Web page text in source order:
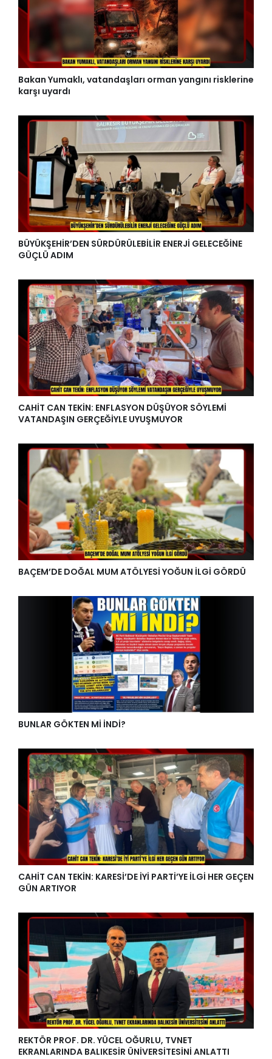
Bakan Yumaklı, vatandaşları orman yangını risklerine
karşı uyardı
BÜYÜKŞEHİR’DEN SÜRDÜRÜLEBİLİR ENERJİ GELECEĞİNE
GÜÇLÜ ADIM
CAHİT CAN TEKİN: ENFLASYON DÜŞÜYOR SÖYLEMİ
VATANDAŞIN GERÇEĞİYLE UYUŞMUYOR
BAÇEM’DE DOĞAL MUM ATÖLYESİ YOĞUN İLGİ GÖRDÜ
BUNLAR GÖKTEN Mİ İNDİ?
CAHİT CAN TEKİN: KARESİ’DE İYİ PARTİ’YE İLGİ HER GEÇEN
GÜN ARTIYOR
REKTÖR PROF. DR. YÜCEL OĞURLU, TVNET
EKRANLARINDA BALIKESİR ÜNİVERSİTESİNİ ANLATTI